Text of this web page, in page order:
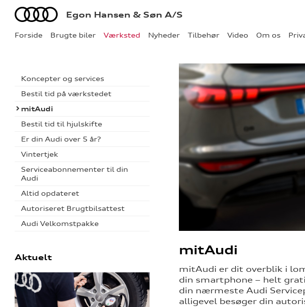
Forside Brugte biler Værksted Nyheder Tilbehør Video Om os
Audi Egon Hansen & Søn A/S
Koncepter og services
Bestil tid på værkstedet
mitAudi
Bestil tid til hjulskifte
Er din Audi over 5 år?
Vintertjek
Serviceabonnementer til din
Audi
Altid opdateret
Autoriseret Brugtbilsattest
Audi Velkomstpakke
Aktuelt mitAudi
mitAudi er dit overblik i
din smartphone – helt
din nærmeste Audi
alligevel besøger din